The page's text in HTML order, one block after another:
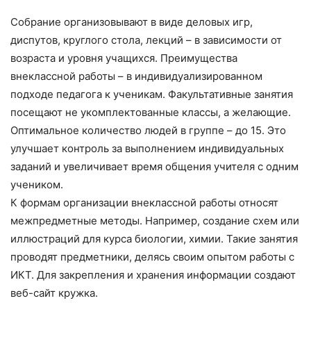
Собрание организовывают в виде деловых игр,
диспутов, круглого стола, лекций – в зависимости от
возраста и уровня учащихся. Преимущества
внеклассной работы – в индивидуализированном
подходе педагога к ученикам. Факультативные занятия
посещают не укомплектованные классы, а желающие.
Оптимальное количество людей в группе – до 15. Это
улучшает контроль за выполнением индивидуальных
заданий и увеличивает время общения учителя с одним
учеником.
К формам организации внеклассной работы относят
межпредметные методы. Например, создание схем или
иллюстраций для курса биологии, химии. Такие занятия
проводят предметники, делясь своим опытом работы с
ИКТ. Для закрепления и хранения информации создают
веб-сайт кружка.